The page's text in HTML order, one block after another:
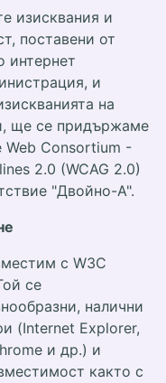
изисквания и
поставени от
интернет
и
на
ще се придържаме
Web Consortium -
2.0 (WCAG 2.0)
"Двойно-A".
с W3C
се
налични
(Internet Explorer,
и др.) и
както с